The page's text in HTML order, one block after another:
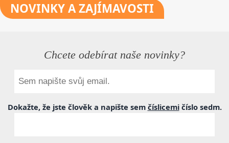
NOVINKYA ZAJÍMAVOSTI
Chcete odebírat naše novinky?
Dokažte, že jste člověk a napište sem číslicemičíslo sedm.